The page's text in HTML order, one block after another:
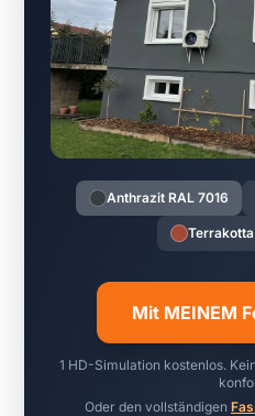
Anthrazit RAL 7016
Mit MEINEM
1 HD-Simulation kostenlos.
Oder den vollständigen